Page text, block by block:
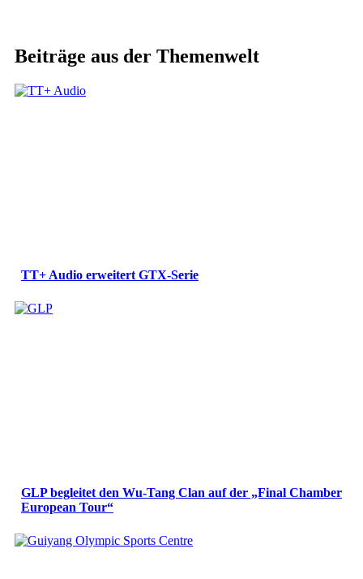
Beiträge aus der Themenwelt
TT+ Audio erweitert GTX-Serie
GLP begleitet den Wu-Tang Clan auf der „Final Chamber
European Tour“